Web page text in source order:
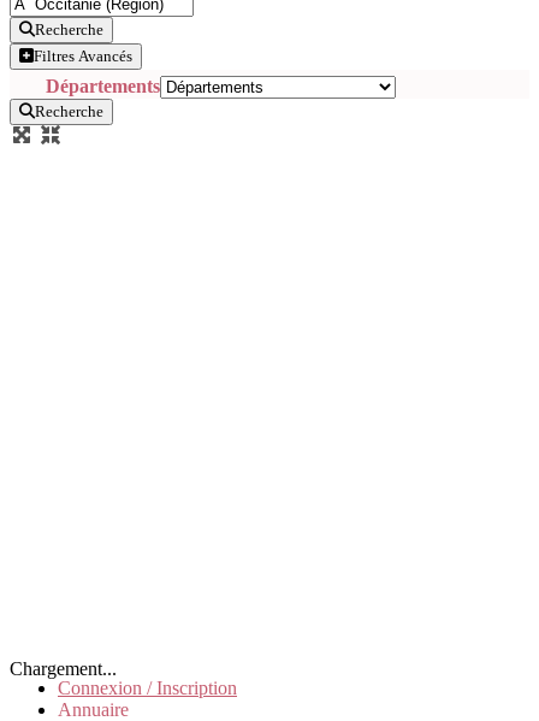
Recherche
Filtres Avancés
Départements
Recherche
Chargement...
Connexion / Inscription
Annuaire